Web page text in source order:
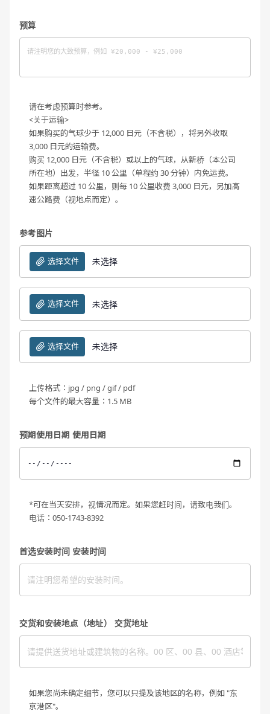
预算
请在考虑预算时参考。
<关于运输>
如果购买的气球少于 12,000 日元（不含税），将另外收取
3,000 日元的运输费。
购买 12,000 日元（不含税）或以上的气球，从新桥（本公司
所在地）出发，半径 10 公里（单程约 30 分钟）内免运费。
如果距离超过 10 公里，则每 10 公里收费 3,000 日元，另加高
速公路费（视地点而定）。
参考图片
选择文件 未选择
选择文件 未选择
选择文件 未选择
上传格式：jpg / png / gif / pdf
每个文件的最大容量：1.5 MB
预期使用日期 使用日期
*可在当天安排，视情况而定。如果您赶时间，请致电我们。
电话：050-1743-8392
首选安装时间 安装时间
交货和安装地点（地址） 交货地址
如果您尚未确定细节，您可以只提及该地区的名称，例如 "东
京港区"。